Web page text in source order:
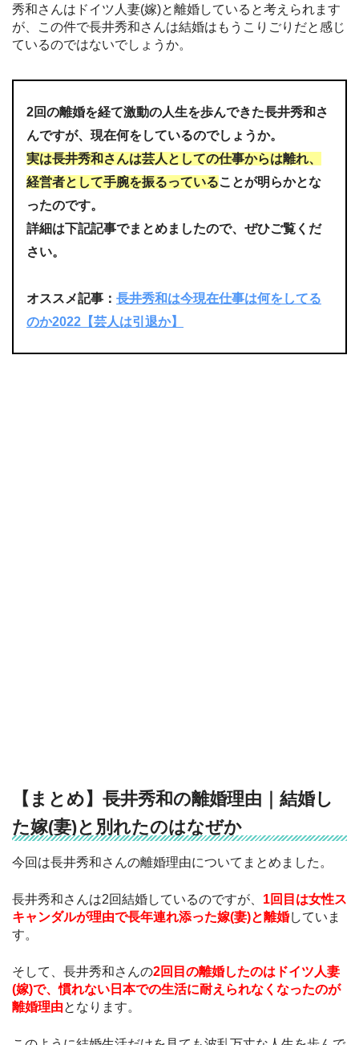
秀和さんはドイツ人妻(嫁)と離婚していると考えられます
が、この件で長井秀和さんは結婚はもうこりごりだと感じ
ているのではないでしょうか。
2回の離婚を経て激動の人生を歩んできた長井秀和さ
んですが、現在何をしているのでしょうか。
実は長井秀和さんは芸人としての仕事からは離れ、
経営者として手腕を振るっていることが明らかとな
ったのです。
詳細は下記記事でまとめましたので、ぜひご覧くだ
さい。
オススメ記事： 長井秀和は今現在仕事は何をしてる
のか2022【芸人は引退か】
【まとめ】長井秀和の離婚理由｜結婚し
た嫁(妻)と別れたのはなぜか
今回は長井秀和さんの離婚理由についてまとめました。
長井秀和さんは2回結婚しているのですが、 1回目は女性ス
キャンダルが理由で長年連れ添った嫁(妻)と離婚していま
す。
そして、長井秀和さんの2回目の離婚したのはドイツ人妻
(嫁)で、慣れない日本での生活に耐えられなくなったのが
離婚理由となります。